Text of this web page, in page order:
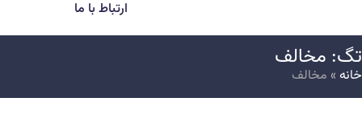
ارتباط با ما
مخالف
» مخالف